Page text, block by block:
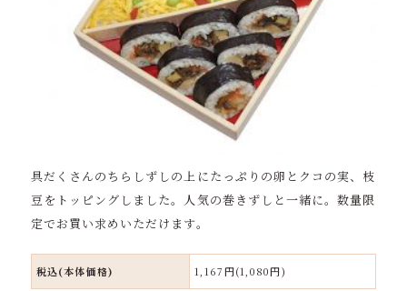
具だくさんのちらしずしの上にたっぷりの卵とクコの実、枝
豆をトッピングしました。人気の巻きずしと一緒に。数量限
定でお買い求めいただけます。
税込(本体価格) 1,167円(1,080円)